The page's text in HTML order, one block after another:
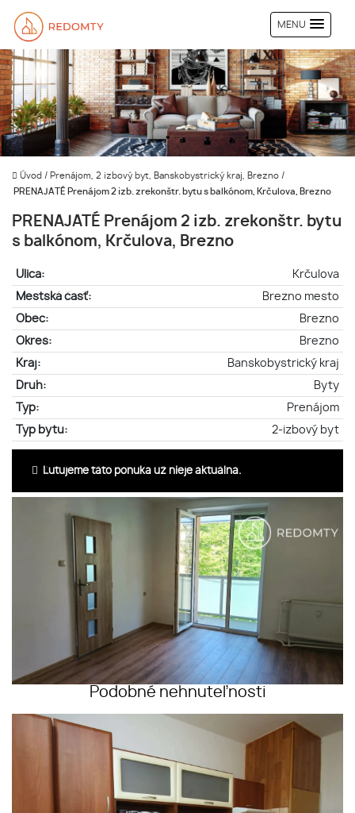
MENU
Úvod / Prenájom, 2 izbový byt, Banskobystrický kraj, Brezno /
PRENAJATÉ Prenájom 2 izb. zrekonštr. bytu s balkónom, Krčulova, Brezno
PRENAJATÉ Prenájom 2 izb. zrekonštr. bytu
s balkónom, Krčulova, Brezno
Ulica:
Krčulova
Mestská časť:
Brezno mesto
Obec:
Brezno
Okres:
Brezno
Kraj:
Banskobystrický kraj
Druh:
Byty
Typ:
Prenájom
Typ bytu:
2-izbový byt
Ľutujeme táto ponuka už nieje aktuálna.
Podobné nehnuteľnosti